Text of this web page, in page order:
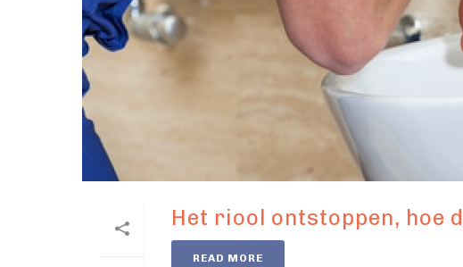
Het riool ontstoppen, hoe
READ MORE